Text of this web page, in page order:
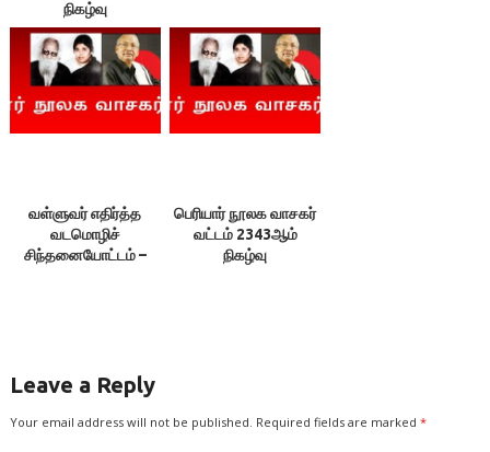
நிகழ்வு
வள்ளுவர் எதிர்த்த
வடமொழிச்
சிந்தனையோட்டம் –
பெரியார் நூலக வாசகர்
வட்டம் 2343ஆம்
நிகழ்வு
Leave a Reply
Your email address will not be published. Required fields are marked *